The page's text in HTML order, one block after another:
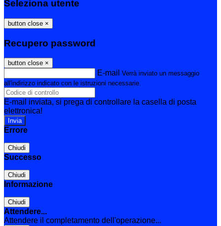
Seleziona utente
button close ×
Recupero password
button close ×
E-mail Verrà inviato un messaggio
all'indirizzo indicato con le istruzioni necessarie.
E-mail inviata, si prega di controllare la casella di posta
elettronica!
Errore
Chiudi
Successo
Chiudi
Informazione
Chiudi
Attendere...
Attendere il completamento dell'operazione...